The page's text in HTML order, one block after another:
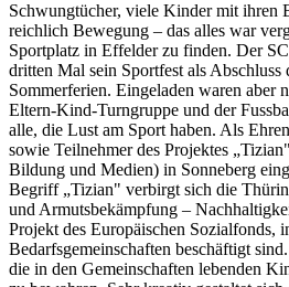
Schwungtücher, viele Kinder mit ihren
reichlich Bewegung – das alles war
Sportplatz in Effelder zu finden. Der
dritten Mal sein Sportfest als Abschluss
Sommerferien. Eingeladen waren aber
Eltern-Kind-Turngruppe und der
alle, die Lust am Sport haben. Als
sowie Teilnehmer des Projektes
Bildung und Medien) in Sonneberg
Begriff „Tizian" verbirgt sich die
und Armutsbekämpfung –
Projekt des Europäischen Sozialfonds,
Bedarfsgemeinschaften beschäftigt
die in den Gemeinschaften lebenden